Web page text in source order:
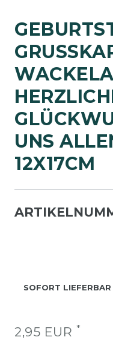
NS ALLEN
2X17CM
SOFORT LIEFERBAR
2,95 EUR *